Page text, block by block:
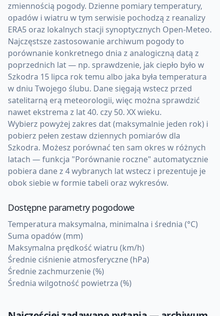
zmiennością pogody. Dzienne pomiary temperatury,
opadów i wiatru w tym serwisie pochodzą z reanalizy
ERA5 oraz lokalnych stacji synoptycznych Open-Meteo.
Najczęstsze zastosowanie archiwum pogody to
porównanie konkretnego dnia z analogiczną datą z
poprzednich lat — np. sprawdzenie, jak ciepło było w
Szkodra 15 lipca rok temu albo jaka była temperatura
w dniu Twojego ślubu. Dane sięgają wstecz przed
satelitarną erą meteorologii, więc można sprawdzić
nawet ekstrema z lat 40. czy 50. XX wieku.
Wybierz powyżej zakres dat (maksymalnie jeden rok) i
pobierz pełen zestaw dziennych pomiarów dla
Szkodra. Możesz porównać ten sam okres w różnych
latach — funkcja "Porównanie roczne" automatycznie
pobiera dane z 4 wybranych lat wstecz i prezentuje je
obok siebie w formie tabeli oraz wykresów.
Dostępne parametry pogodowe
Temperatura maksymalna, minimalna i średnia (°C)
Suma opadów (mm)
Maksymalna prędkość wiatru (km/h)
Średnie ciśnienie atmosferyczne (hPa)
Średnie zachmurzenie (%)
Średnia wilgotność powietrza (%)